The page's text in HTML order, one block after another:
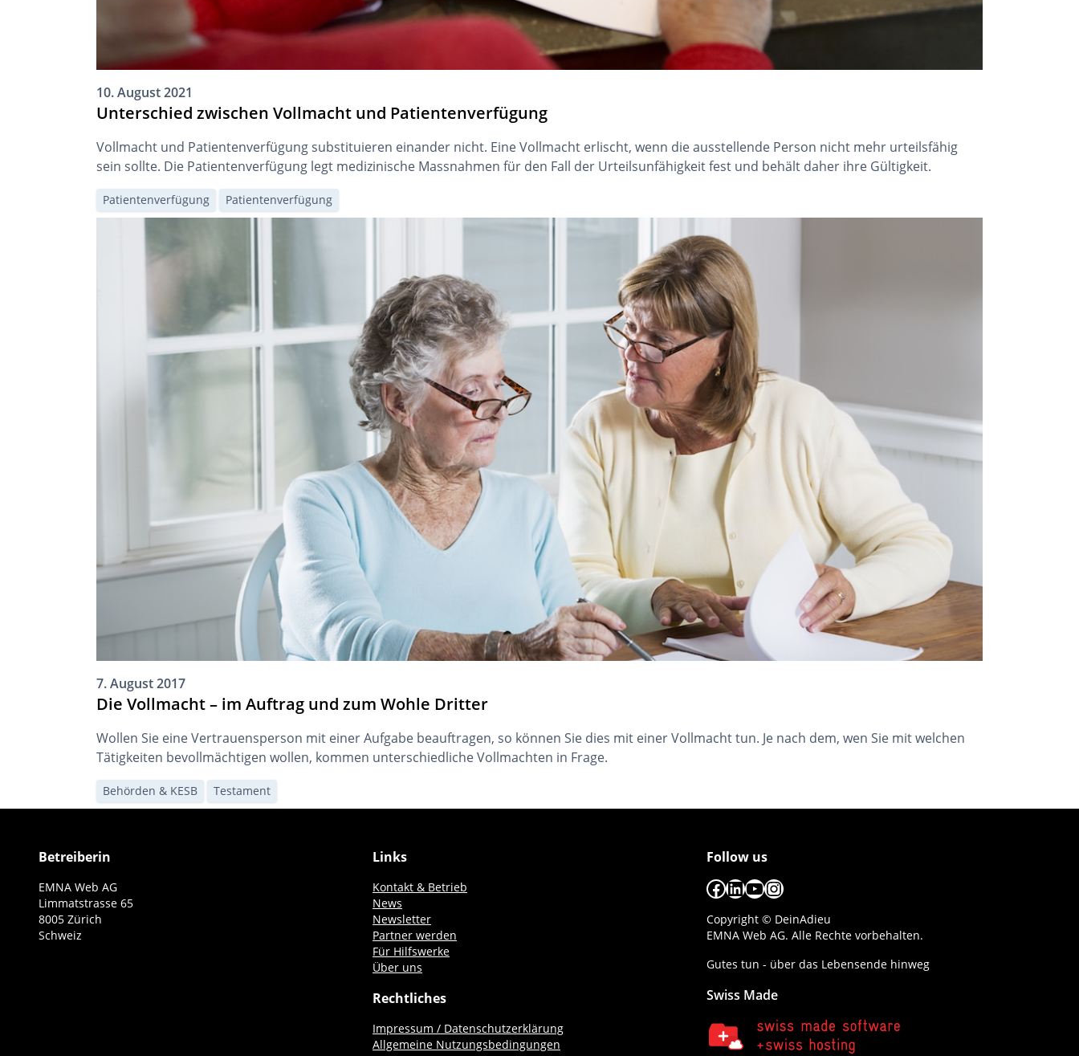
10. August 2021
Unterschied zwischen Vollmacht und Patientenverfügung
Vollmacht und Patientenverfügung substituieren einander nicht. Eine Vollmacht erlischt, wenn die ausstellende Person nicht mehr urteilsfähig
sein sollte. Die Patientenverfügung legt medizinische Massnahmen für den Fall der Urteilsunfähigkeit fest und behält daher ihre Gültigkeit.
Patientenverfügung Patientenverfügung
7. August 2017
Die Vollmacht – im Auftrag und zum Wohle Dritter
Wollen Sie eine Vertrauensperson mit einer Aufgabe beauftragen, so können Sie dies mit einer Vollmacht tun. Je nach dem, wen Sie mit welchen
Tätigkeiten bevollmächtigen wollen, kommen unterschiedliche Vollmachten in Frage.
Behörden & KESB Testament
Betreiberin
EMNA Web AG
Limmatstrasse 65
8005 Zürich
Schweiz
Links
Kontakt & Betrieb
News
Newsletter
Partner werden
Für Hilfswerke
Über uns
Rechtliches
Impressum / Datenschutzerklärung
Allgemeine Nutzungsbedingungen
Follow us
Facebook
LinkedIn
YouTube
Instagram
Copyright © DeinAdieu
EMNA Web AG. Alle Rechte vorbehalten.
Gutes tun - über das Lebensende hinweg
Swiss Made